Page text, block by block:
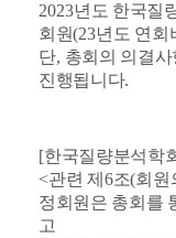
2023년도 한국질
회원(23년도 연회
단, 총회의 의결
진행됩니다.
[한국질량분석학
<관련 제 6조(회원
정회원은 총회를
고